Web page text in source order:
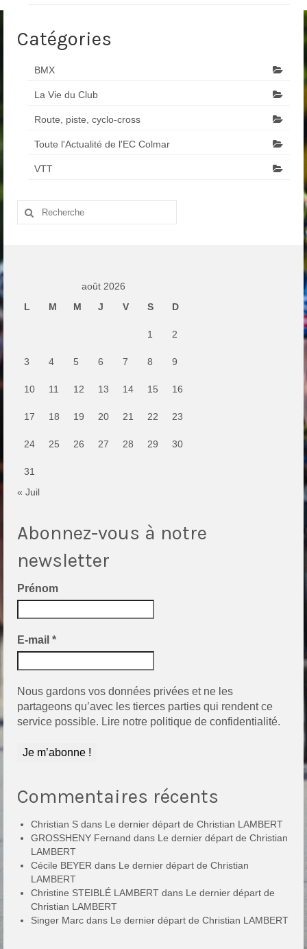
Catégories
BMX
La Vie du Club
Route, piste, cyclo-cross
Toute l'Actualité de l'EC Colmar
VTT
Rechercher
août 2026
L
M M J V S D
1 2
3 4 5 6 7 8 9
10 11 12 13 14 15 16
17 18 19 20 21 22 23
24 25 26 27 28 29 30
31
« Juil
Abonnez-vous à notre
newsletter
Prénom
E-mail *
Nous gardons vos données privées et ne les
partageons qu’avec les tierces parties qui rendent ce
service possible. Lire notre politique de confidentialité.
Commentaires récents
Christian S dans Le dernier départ de Christian LAMBERT
GROSSHENY Fernand dans Le dernier départ de Christian
LAMBERT
Cécile BEYER dans Le dernier départ de Christian
LAMBERT
Christine STEIBLÉ LAMBERT dans Le dernier départ de
Christian LAMBERT
Singer Marc dans Le dernier départ de Christian LAMBERT